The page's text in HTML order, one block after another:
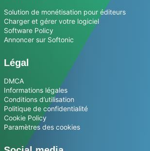
Solution de monétisation pour éditeurs
Charger et gérer votre logiciel
Software Policy
Annoncer sur Softonic
Légal
DMCA
Informations légales
Conditions d’utilisation
Politique de confidentialité
Cookie Policy
Paramètres des cookies